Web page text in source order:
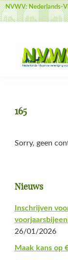
Door
naar
inhoud
Spring
naar
sidebar
Spring
naar
NVWV: Nederlands-
voor
en
165
Sorry, geen
Primaire
Sidebar
Nieuws
Inschrijven
26/01/2026
Maak kans op